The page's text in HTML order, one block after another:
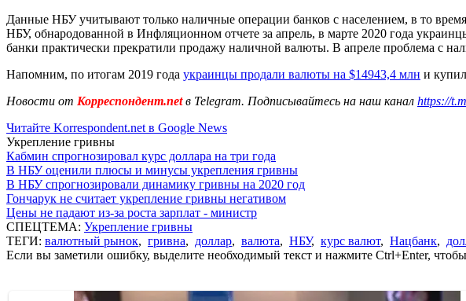
Данные НБУ учитывают только наличные операции банков с населением, в то
НБУ, обнародованной в Инфляционном отчете за апрель, в марте 2020 года
банки практически прекратили продажу наличной валюты. В апреле проблема с
Напомним, по итогам 2019 года украинцы продали валюты на $14943,4 млн и
Новости от Корреспондент.netв Telegram. Подписывайтесь на наш канал https://
Читайте Korrespondent.net в Google News
Укрепление гривны
Кабмин спрогнозировал курс доллара на три года
В НБУ оценили плюсы и минусы укрепления гривны
В НБУ спрогнозировали динамику гривны на 2020 год
Гончарук не считает укрепление гривны негативом
Цены не падают из-за роста зарплат - министр
СПЕЦТЕМА: Укрепление гривны
ТЕГИ: валютный рынок, гривна, доллар, валюта, НБУ, курс валют, Нацбанк,
Если вы заметили ошибку, выделите необходимый текст и нажмите Ctrl+Enter,